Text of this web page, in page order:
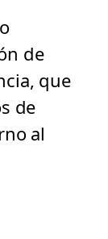
de
que
de
al